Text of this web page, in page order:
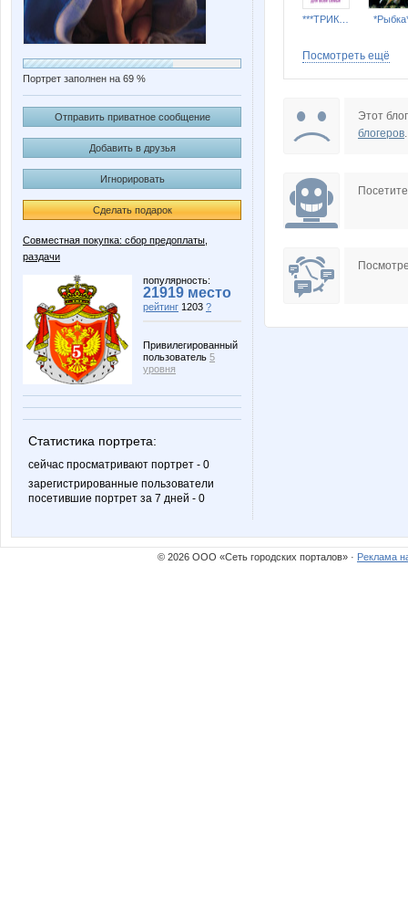
Портрет заполнен на 69 %
Отправить приватное сообщение
Добавить в друзья
Игнорировать
Сделать подарок
Совместная покупка: сбор предоплаты,
раздачи
популярность:
21919 место
рейтинг 1203 ?
Привилегированный
пользователь 5
уровня
Статистика портрета:
сейчас просматривают портрет - 0
зарегистрированные пользователи
посетившие портрет за 7 дней - 0
NASIK
Slastyona Sova
Посмотреть ещё
Этот
блогеров.
© 2026 ООО «Сеть городских порталов» · Реклама